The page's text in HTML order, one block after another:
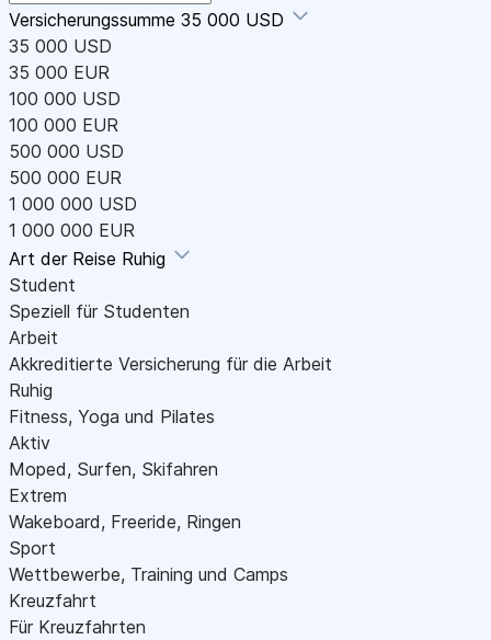
Versicherungssumme 35 000 USD
35 000 USD
35 000 EUR
100 000 USD
100 000 EUR
500 000 USD
500 000 EUR
1 000 000 USD
1 000 000 EUR
Art der Reise Ruhig
Student
Speziell für Studenten
Arbeit
Akkreditierte Versicherung für die Arbeit
Ruhig
Fitness, Yoga und Pilates
Aktiv
Moped, Surfen, Skifahren
Extrem
Wakeboard, Freeride, Ringen
Sport
Wettbewerbe, Training und Camps
Kreuzfahrt
Für Kreuzfahrten